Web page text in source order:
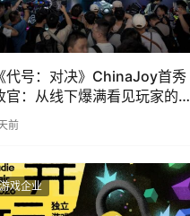
《代号：对决》ChinaJoy首秀
官：从线下爆满看见玩家的真
实期待
前
戏企业